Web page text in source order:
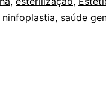
ninfoplastia, saúde